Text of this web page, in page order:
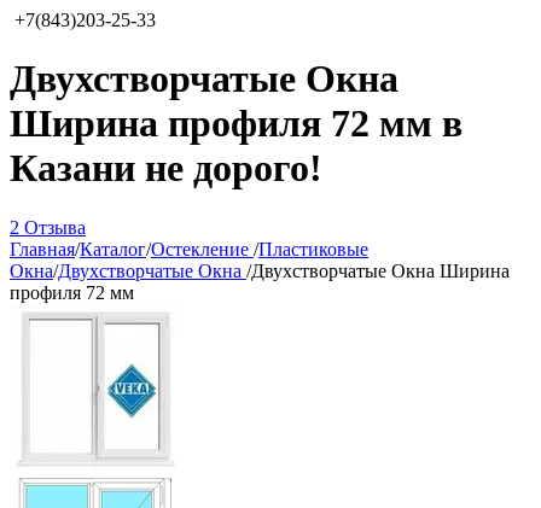
+7(843)203-25-33
Двухстворчатые Окна
Ширина профиля 72 мм в
Казани не дорого!
2 Отзыва
Главная/Каталог/Остекление /Пластиковые
Окна/Двухстворчатые Окна /Двухстворчатые Окна Ширина
профиля 72 мм